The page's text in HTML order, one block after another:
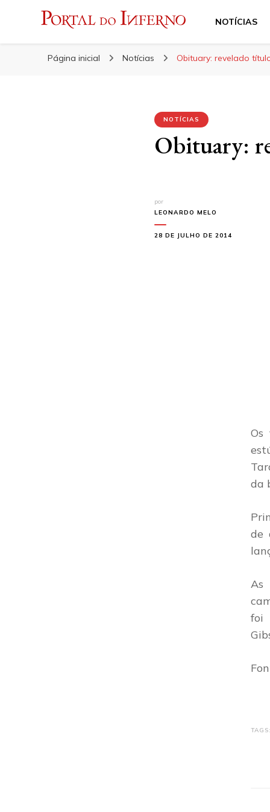
Portal do Inferno
NOTÍCIAS
Página inicial Notícias Obituary: revelado
NOTÍCIAS
Obituary:
por
LEONARDO MELO
28 DE JULHO DE 2014
Os
da
de
As
foi
TAGS: